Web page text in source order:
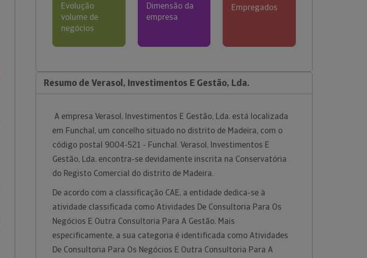
Evolução
volume de
negócios
Dimensão da
empresa
Empregados
Resumo de Verasol, Investimentos E Gestão, Lda.
A empresa Verasol, Investimentos E Gestão, Lda. está localizada
em Funchal, um concelho situado no distrito de Madeira, com o
código postal 9004-521 - Funchal. Verasol, Investimentos E
Gestão, Lda. encontra-se devidamente inscrita na Conservatória
do Registo Comercial do distrito de Madeira.
De acordo com a classificação CAE, a entidade dedica-se à
atividade classificada como Atividades De Consultoria Para Os
Negócios E Outra Consultoria Para A Gestão. Mais
especificamente, a sua categoria é identificada como Atividades
De Consultoria Para Os Negócios E Outra Consultoria Para A